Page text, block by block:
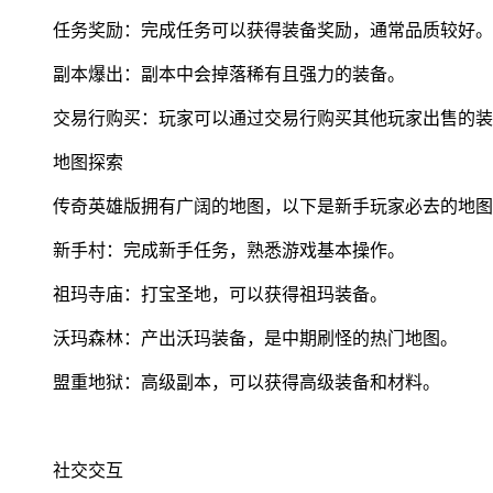
任务奖励：完成任务可以获得装备奖励，通常品质较好。
副本爆出：副本中会掉落稀有且强力的装备。
交易行购买：玩家可以通过交易行购买其他玩家出售的
地图探索
传奇英雄版拥有广阔的地图，以下是新手玩家必去的地
新手村：完成新手任务，熟悉游戏基本操作。
祖玛寺庙：打宝圣地，可以获得祖玛装备。
沃玛森林：产出沃玛装备，是中期刷怪的热门地图。
盟重地狱：高级副本，可以获得高级装备和材料。
社交交互